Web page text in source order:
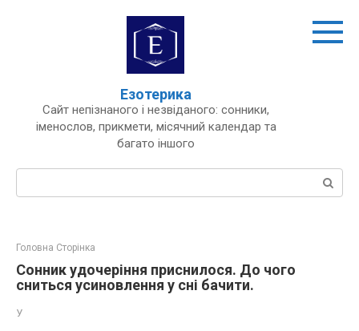
Езотерика
Сайт непізнаного і незвіданого: сонники,
іменослов, прикмети, місячний календар та
багато іншого
Пошук:
Головна Сторінка
Сонник удочеріння приснилося. До чого
сниться усиновлення у сні бачити.
У